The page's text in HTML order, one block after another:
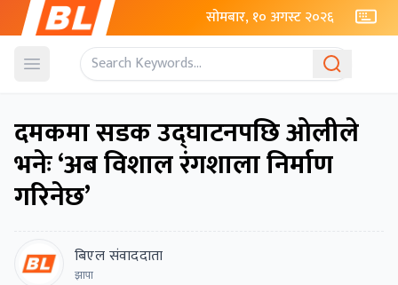
सोमबार, १० अगस्ट २०२६
Open menu
दमकमा सडक उद्घाटनपछि ओलीले
भनेः ‘अब विशाल रंगशाला निर्माण
गरिनेछ’
बिएल संवाददाता
झापा